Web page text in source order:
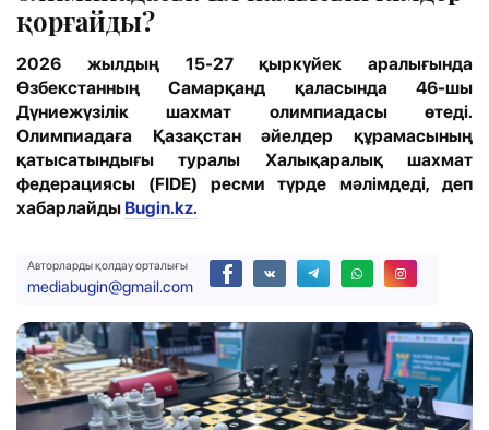
қорғайды?
2026 жылдың 15-27 қыркүйек аралығында
Өзбекстанның Самарқанд қаласында 46-шы
Дүниежүзілік шахмат олимпиадасы өтеді.
Олимпиадаға Қазақстан әйелдер құрамасының
қатысатындығы туралы Халықаралық шахмат
федерациясы (FIDE) ресми түрде мәлімдеді, деп
хабарлайды Bugin.kz.
Авторларды қолдау орталығы
mediabugin@gmail.com